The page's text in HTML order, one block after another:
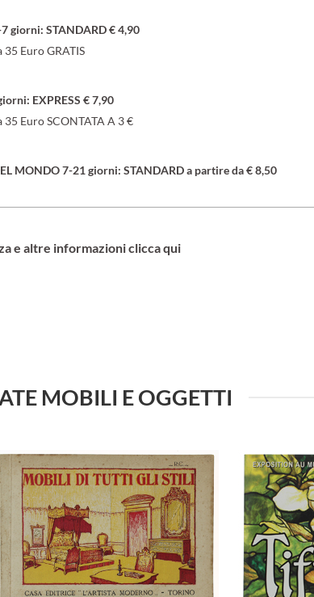
giorni: STANDARD € 4,90
Euro GRATIS
EXPRESS € 7,90
35 Euro SCONTATA A 3 €
MONDO 7-21 giorni: STANDARD a partire da € 8,50
e altre informazioni clicca qui
MOBILI E OGGETTI